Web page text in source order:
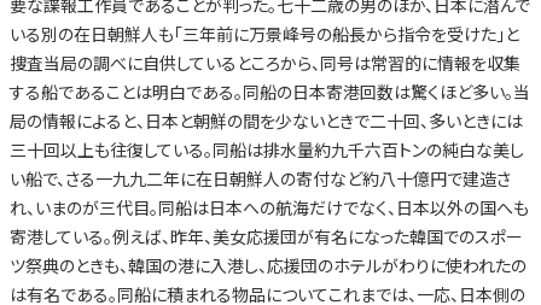
いる別の在日朝鮮人も「三年前に万景峰号の船長から指令を受けた」と
捜査当局の調べに自供しているところから、同号は常習的に情報を収集
する船であることは明白である。同船の日本寄港回数は驚くほど多い。当
局の情報によると、日本と朝鮮の間を少ないときで二十回、多いときには
三十回以上も往復している。同船は排水量約九千六百トンの純白な美し
い船で、さる一九九二年に在日朝鮮人の寄付など約八十億円で建造さ
れ、いまのが三代目。同船は日本への航海だけでなく、日本以外の国へも
寄港している。例えば、昨年、美女応援団が有名になった韓国でのスポー
ツ祭典のときも、韓国の港に入港し、応援団のホテルがわりに使われたの
は有名である。同船に積まれる物品についてこれまでは、一応、日本側の